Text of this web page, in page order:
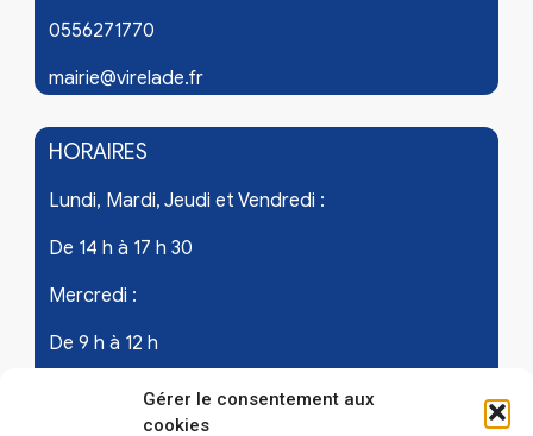
Gérer le consentement aux
cookies
0556271770
mairie@virelade.fr
HORAIRES
Lundi, Mardi, Jeudi et Vendredi :
De 14 h à 17 h 30
Mercredi :
De 9 h à 12 h
Samedi - les 1er et 3ème de chaque mois :